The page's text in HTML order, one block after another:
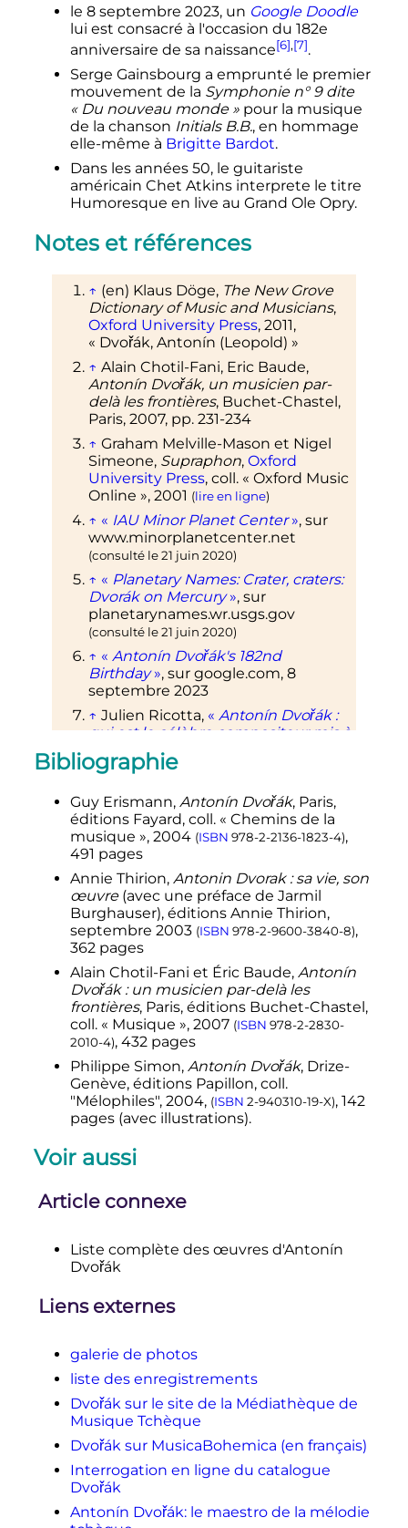
le 8 septembre 2023, un Google Doodle
lui est consacré à l'occasion du 182e
anniversaire de sa naissance[6],[7].
Serge Gainsbourg a emprunté le premier
mouvement de la Symphonie n° 9 dite
« Du nouveau monde »pour la musique
de la chanson Initials B.B., en hommage
elle-même à Brigitte Bardot.
Dans les années 50, le guitariste
américain Chet Atkins interprete le titre
Humoresque en live au Grand Ole Opry.
Notes et références
↑ (en) Klaus Döge, The New Grove
Dictionary of Music and Musicians,
Oxford University Press, 2011,
« Dvořák, Antonín (Leopold) »
↑ Alain Chotil-Fani, Eric Baude,
Antonín Dvořák, un musicien par-
delà les frontières, Buchet-Chastel,
Paris, 2007, pp. 231-234
↑ Graham Melville-Mason et Nigel
Simeone, Supraphon, Oxford
University Press, coll. « Oxford Music
Online », 2001 (lire en ligne)
↑ « IAU Minor Planet Center », sur
www.minorplanetcenter.net
(consulté le21 juin 2020)
↑ « Planetary Names: Crater, craters:
Dvorák on Mercury », sur
planetarynames.wr.usgs.gov
(consulté le21 juin 2020)
↑ « Antonín Dvořák's 182nd
Birthday », sur google.com, 8
septembre 2023
↑ Julien Ricotta, « Antonín Dvořák :
qui est le célèbre compositeur mis à
l'honneur par Google
septembre 2023
Bibliographie
Guy Erismann, Antonín Dvořák, Paris,
éditions Fayard, coll. « Chemins de la
musique », 2004 (ISBN 978-2-2136-1823-4),
491 pages
Annie Thirion,Antonin Dvorak : sa vie, son
œuvre(avec une préface de Jarmil
Burghauser), éditions Annie Thirion,
septembre 2003 (ISBN 978-2-9600-3840-8),
362 pages
Alain Chotil-Fani et Éric Baude, Antonín
Dvořák : un musicien par-delà les
frontières, Paris, éditions Buchet-Chastel,
coll. « Musique », 2007 (ISBN 978-2-2830-
2010-4), 432 pages
Philippe Simon, Antonín Dvořák, Drize-
Genève, éditions Papillon, coll.
"Mélophiles", 2004, (ISBN 2-940310-19-X), 142
pages (avec illustrations).
Voir aussi
Article connexe
Liste complète des œuvres d'Antonín
Dvořák
Liens externes
galerie de photos
liste des enregistrements
Dvořák sur le site de la Médiathèque de
Musique Tchèque
Dvořák sur MusicaBohemica (en français)
Interrogation en ligne du catalogue
Dvořák
Antonín Dvořák: le maestro de la mélodie